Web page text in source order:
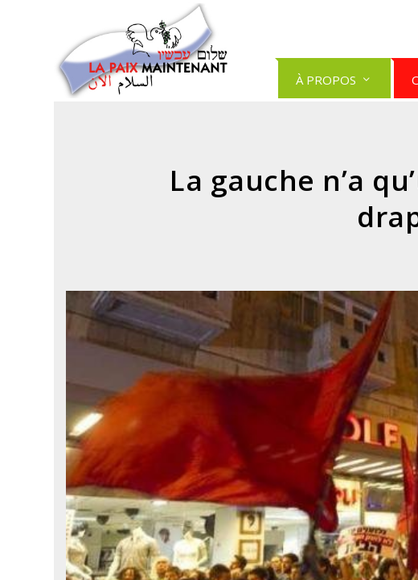
À PROPOS
La gauche n’a